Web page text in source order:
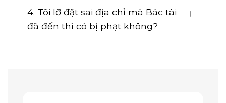
4. Tôi lỡ đặt sai địa chỉ mà Bác tài
đã đến thì có bị phạt không?